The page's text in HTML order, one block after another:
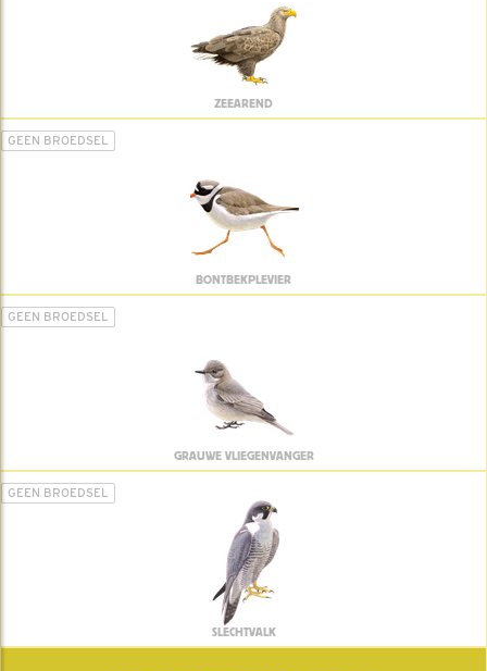
ZEEAREND
GEEN BROEDSEL
BONTBEKPLEVIER
GEEN BROEDSEL
GRAUWE VLIEGENVANGER
GEEN BROEDSEL
SLECHTVALK